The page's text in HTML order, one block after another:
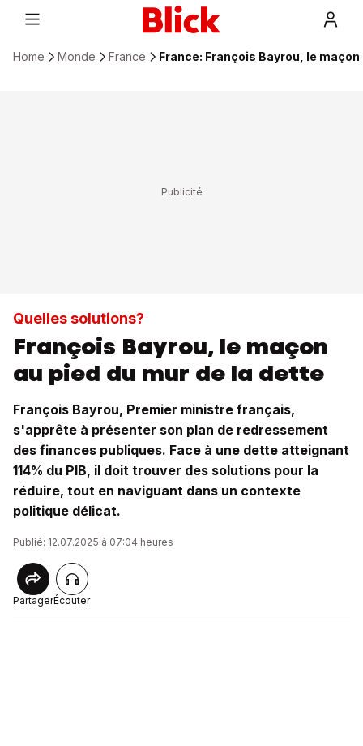
Home Monde France France: François Bayrou, le
Quelles solutions?
François Bayrou, le maçon
au pied du mur de la dette
François Bayrou, Premier ministre français,
s'apprête à présenter son plan de redressement
des finances publiques. Face à une dette atteignant
114% du PIB, il doit trouver des solutions pour la
réduire, tout en naviguant dans un contexte
politique délicat.
Publié: 12.07.2025 à 07:04 heures
PartagerÉcouter